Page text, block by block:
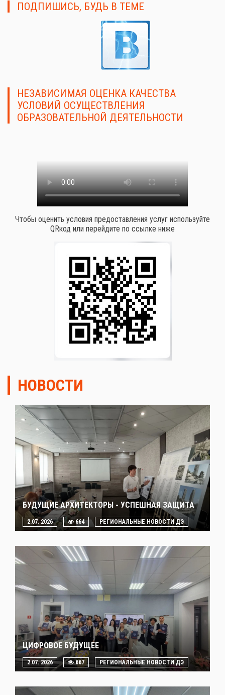
ПОДПИШИСЬ, БУДЬ В ТЕМЕ
НЕЗАВИСИМАЯ ОЦЕНКА КАЧЕСТВА
УСЛОВИЙ ОСУЩЕСТВЛЕНИЯ
ОБРАЗОВАТЕЛЬНОЙ ДЕЯТЕЛЬНОСТИ
Чтобы оценить условия предоставления услуг используйте
QRкод или перейдите по ссылке ниже
НОВОСТИ
БУДУЩИЕ АРХИТЕКТОРЫ - УСПЕШНАЯ ЗАЩИТА
2.07. 2026 664 РЕГИОНАЛЬНЫЕ НОВОСТИ ДЭ
ЦИФРОВОЕ БУДУЩЕЕ
2.07. 2026 667 РЕГИОНАЛЬНЫЕ НОВОСТИ ДЭ